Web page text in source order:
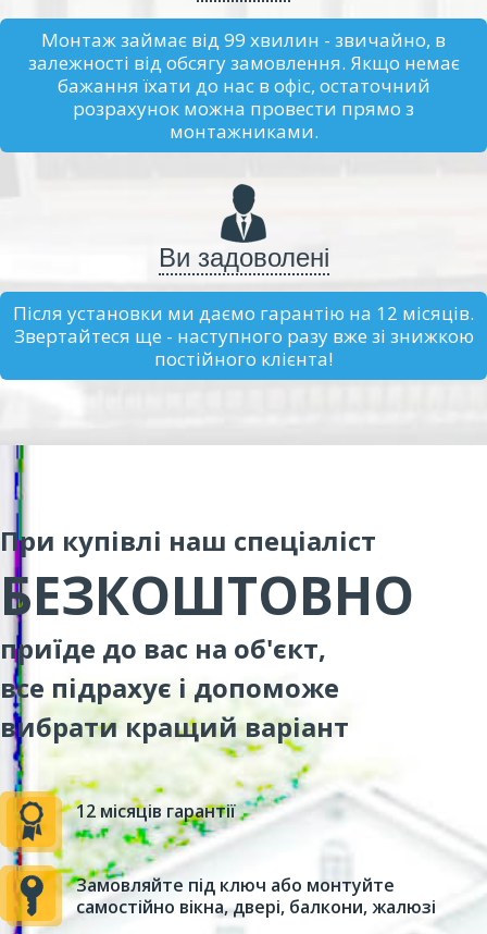
Монтаж займає від 99 хвилин - звичайно, в
залежності від обсягу замовлення. Якщо немає
бажання їхати до нас в офіс, остаточний
розрахунок можна провести прямо з
монтажниками.
Ви задоволені
Після установки ми даємо гарантію на 12 місяців.
Звертайтеся ще - наступного разу вже зі знижкою
постійного клієнта!
При купівлі наш спеціаліст
БЕЗКОШТОВНО
приїде до вас на об'єкт,
все підрахує і допоможе
вибрати кращий варіант
12 місяців гарантії
Замовляйте під ключ або монтуйте
самостійно вікна, двері, балкони, жалюзі